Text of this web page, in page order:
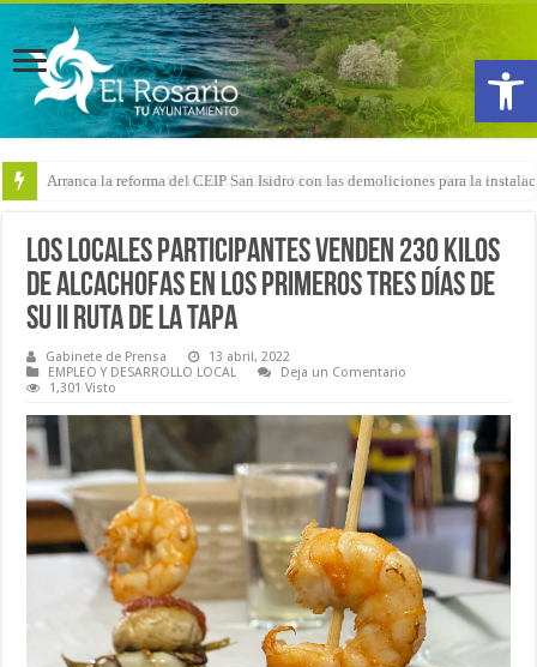
Abrir
El pentacampeón del mundo, Maikel Melero, en el Freestyle Zombies de
Los locales participantes venden 230 kilos
de alcachofas en los primeros tres días de
su II Ruta de la Tapa
Gabinete de Prensa
13 abril, 2022
EMPLEO Y DESARROLLO LOCAL
Deja un Comentario
1,301 Visto